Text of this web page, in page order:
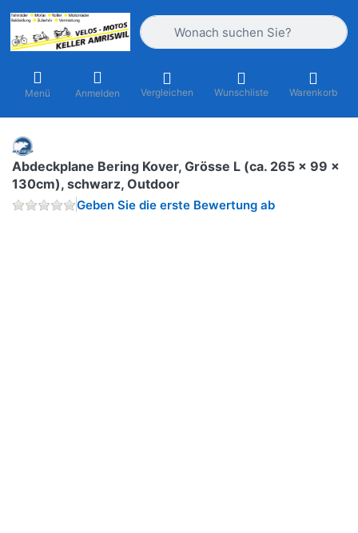
Geben Sie einen Suchbegriff ein.
Menü Anmelden Vergleichen Wunschliste Warenkorb
Abdeckplane Bering Kover, Grösse L (ca. 265 x 99 x
130cm), schwarz, Outdoor
Geben Sie die erste Bewertung ab